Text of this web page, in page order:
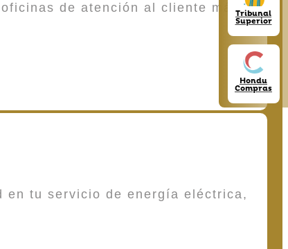
Tribunal
Superior
Hondu
Compras
de atención al cliente más
en tu servicio de energía eléctrica,